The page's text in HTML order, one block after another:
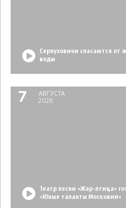
Серпуховичи спасаются от
воды
7
АВГУСТА
2026
Театр песни «Жар-птица»
«Юные таланты Московии»